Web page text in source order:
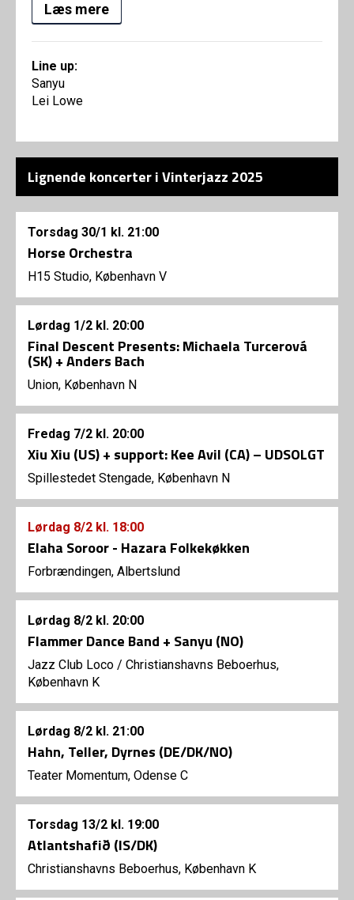
Læs mere
Line up:
Sanyu
Lei Lowe
Lignende koncerter i Vinterjazz 2025
Torsdag 30/1 kl. 21:00
Horse Orchestra
H15 Studio, København V
Lørdag 1/2 kl. 20:00
Final Descent Presents: Michaela Turcerová
(SK) + Anders Bach
Union, København N
Fredag 7/2 kl. 20:00
Xiu Xiu (US) + support: Kee Avil (CA) – UDSOLGT
Spillestedet Stengade, København N
Lørdag 8/2 kl. 18:00
Elaha Soroor - Hazara Folkekøkken
Forbrændingen, Albertslund
Lørdag 8/2 kl. 20:00
Flammer Dance Band + Sanyu (NO)
Jazz Club Loco / Christianshavns Beboerhus,
København K
Lørdag 8/2 kl. 21:00
Hahn, Teller, Dyrnes (DE/DK/NO)
Teater Momentum, Odense C
Torsdag 13/2 kl. 19:00
Atlantshafið (IS/DK)
Christianshavns Beboerhus, København K